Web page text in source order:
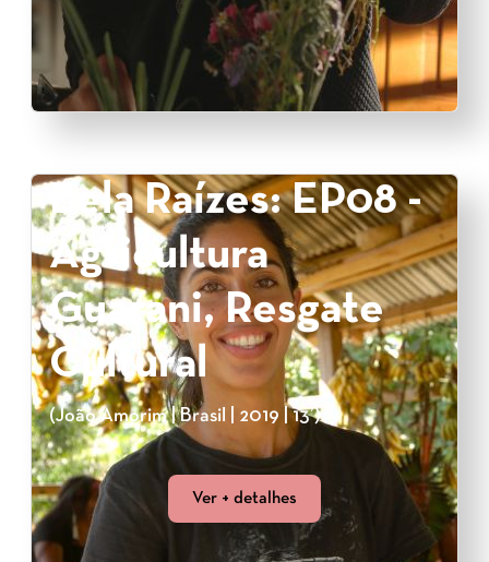
Bela Raízes: EP08 -
Agricultura
Guarani, Resgate
Cultural
(João Amorim | Brasil | 2019 | 13’)
Ver + detalhes